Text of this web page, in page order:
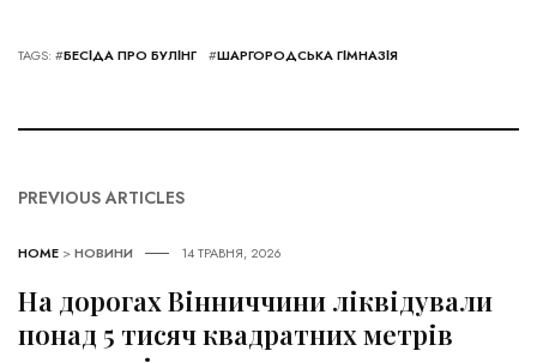
TAGS: #БЕСІДА ПРО БУЛІНГ #ШАРГОРОДСЬКА ГІМНАЗІЯ
PREVIOUS ARTICLES
HOME >НОВИНИ 14 ТРАВНЯ, 2026
На дорогах Вінниччини ліквідували
понад 5 тисяч квадратних метрів